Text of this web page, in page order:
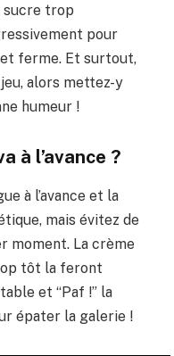
sucre trop
pour
ferme. Et surtout,
alors mettez-y
humeur !
à l’avance ?
à l’avance et la
mais évitez de
moment. La crème
tôt la feront
et “Paf !” la
épater la galerie !